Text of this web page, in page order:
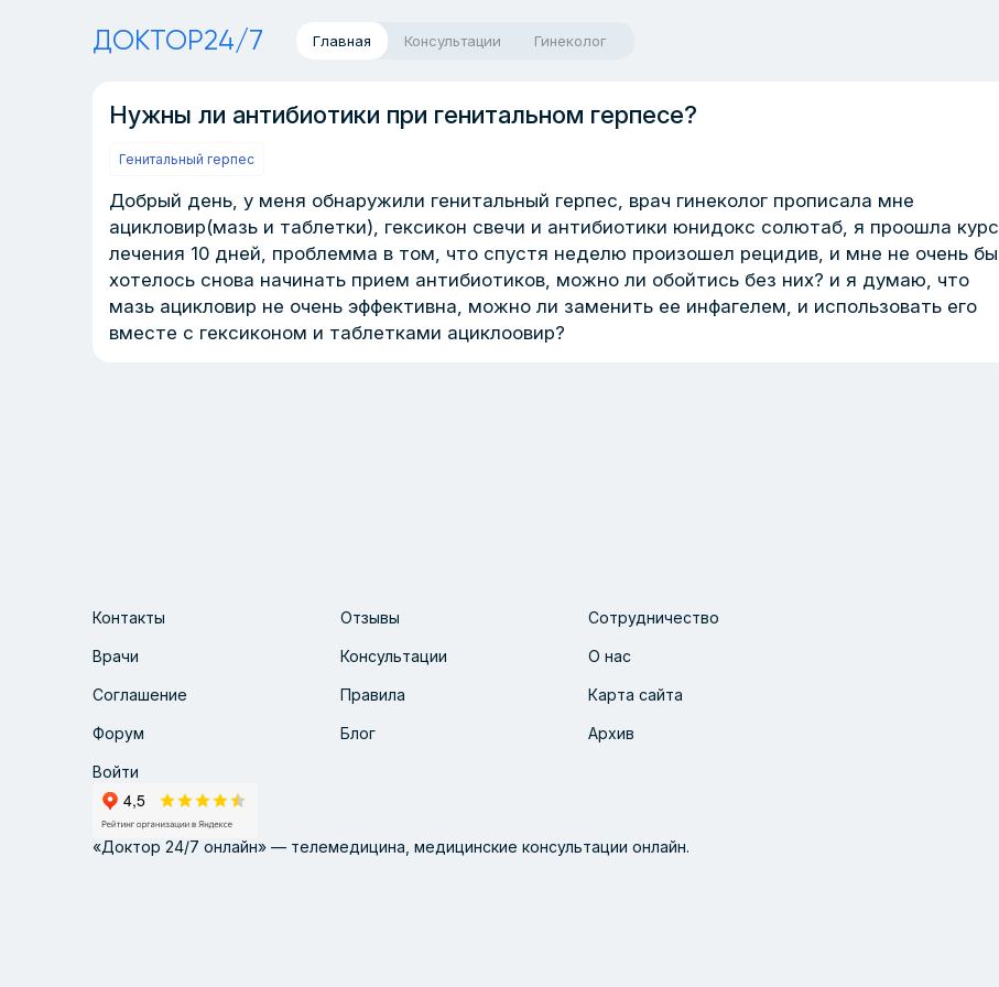
ДОКТОР24/7 Главная Консультации Гинеколог
Нужны ли антибиотики при генитальном герпесе?
Генитальный герпес
Добрый день, у меня обнаружили генитальный герпес, врач гинеколог прописала мне
ацикловир(мазь и таблетки), гексикон свечи и антибиотики юнидокс солютаб, я проошла курс
лечения 10 дней, проблемма в том, что спустя неделю произошел рецидив, и мне не очень бы
хотелось снова начинать прием антибиотиков, можно ли обойтись без них? и я думаю, что
мазь ацикловир не очень эффективна, можно ли заменить ее инфагелем, и использовать его
вместе с гексиконом и таблетками ациклоовир?
Контакты Отзывы Сотрудничество
Врачи Консультации О нас
Соглашение Правила Карта сайта
Форум Блог Архив
Войти
«Доктор 24/7 онлайн» — телемедицина, медицинские консультации онлайн.